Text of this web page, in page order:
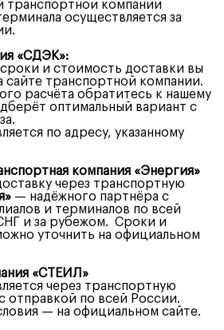
транспортной компании
осуществляется за
«СДЭК»:
и стоимость доставки вы
сайте транспортной компании.
расчёта обратитесь к нашему
оптимальный вариант с
по адресу, указанному
компания «Энергия»
через транспортную
— надёжного партнёра с
и терминалов по всей
и за рубежом. Сроки и
уточнить на официальном
«СТЕИЛ»
через транспортную
отправкой по всей России.
— на официальном сайте.